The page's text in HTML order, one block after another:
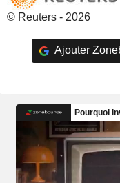
© Reuters - 2026
Ajouter